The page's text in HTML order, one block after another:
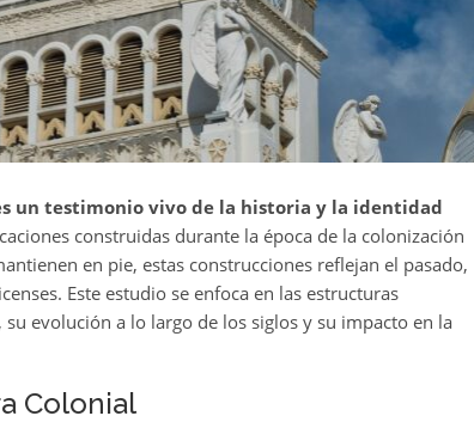
un testimonio vivo de la historia y la identidad
construidas durante la época de la colonización
en pie, estas construcciones reflejan el pasado,
Este estudio se enfoca en las estructuras
evolución a lo largo de los siglos y su impacto en la
Colonial